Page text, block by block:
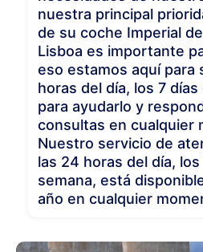
nuestra principal
de su coche Imperial
Lisboa es importante
eso estamos aquí para
horas del día, los 7 días
para ayudarlo y
consultas en cualquier
Nuestro servicio de
las 24 horas del día, los
semana, está
año en cualquier